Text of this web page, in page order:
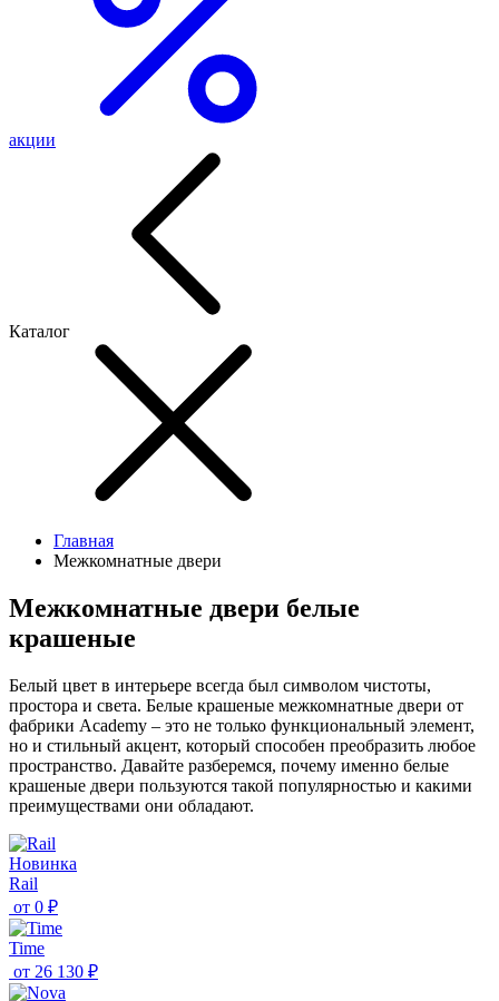
акции
Каталог
Главная
Межкомнатные двери
Межкомнатные двери белые
крашеные
Белый цвет в интерьере всегда был символом чистоты,
простора и света. Белые крашеные межкомнатные двери от
фабрики Academy – это не только функциональный элемент,
но и стильный акцент, который способен преобразить любое
пространство. Давайте разберемся, почему именно белые
крашеные двери пользуются такой популярностью и какими
преимуществами они обладают.
Новинка
Rail
от 0 ₽
Time
от 26 130 ₽